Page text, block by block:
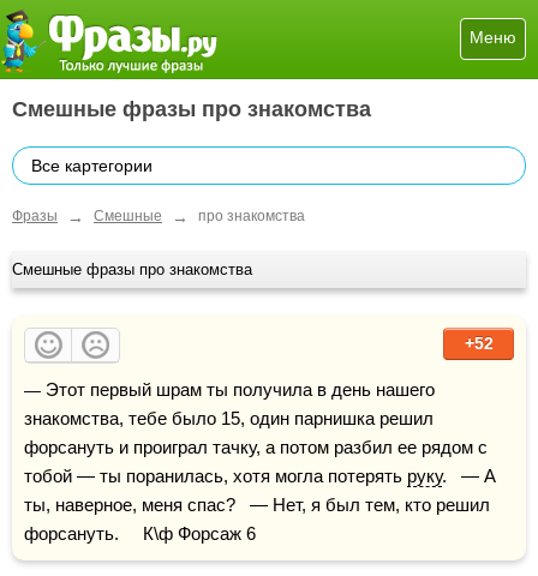
Меню
Смешные фразы про знакомства
Все картегории
Фразы → Смешные → про знакомства
Смешные фразы про знакомства
+52
— Этот первый шрам ты получила в день нашего
знакомства, тебе было 15, один парнишка решил
форсануть и проиграл тачку, а потом разбил ее рядом с
тобой — ты поранилась, хотя могла потерять руку.   — А
ты, наверное, меня спас?   — Нет, я был тем, кто решил
форсануть.     К\ф Форсаж 6